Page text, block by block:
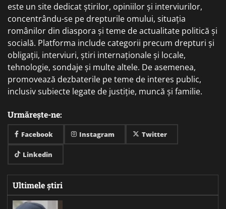
este un site dedicat știrilor, opiniilor și interviurilor,
concentrându-se pe drepturile omului, situația
românilor din diaspora și teme de actualitate politică și
socială. Platforma include categorii precum drepturi și
obligații, interviuri, știri internaționale și locale,
tehnologie, sondaje și multe altele. De asemenea,
promovează dezbaterile pe teme de interes public,
inclusiv subiecte legate de justiție, muncă și familie.
Urmărește-ne:
Facebook Instagram Twitter
Linkedin
Ultimele știri